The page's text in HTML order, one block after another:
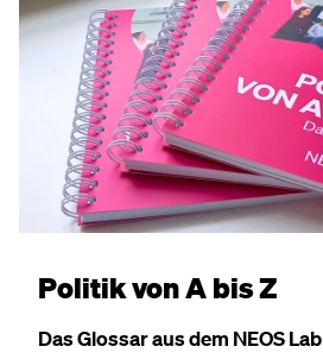
Politik von A bis Z
Das Glossar aus dem NEOS Lab